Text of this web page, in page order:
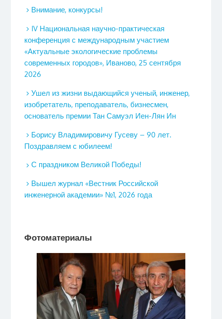
Внимание, конкурсы!
IV Национальная научно-практическая
конференция с международным участием
«Актуальные экологические проблемы
современных городов», Иваново, 25 сентября
2026
Ушел из жизни выдающийся ученый, инженер,
изобретатель, преподаватель, бизнесмен,
основатель премии Тан Самуэл Иен-Лян Ин
Борису Владимировичу Гусеву – 90 лет.
Поздравляем с юбилеем!
С праздником Великой Победы!
Вышел журнал «Вестник Российской
инженерной академии» №1, 2026 года
Фотоматериалы